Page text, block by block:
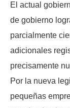
El actual
de gobierno
parcialmente
adicionales
precisamente
Por la nueva
pequeñas